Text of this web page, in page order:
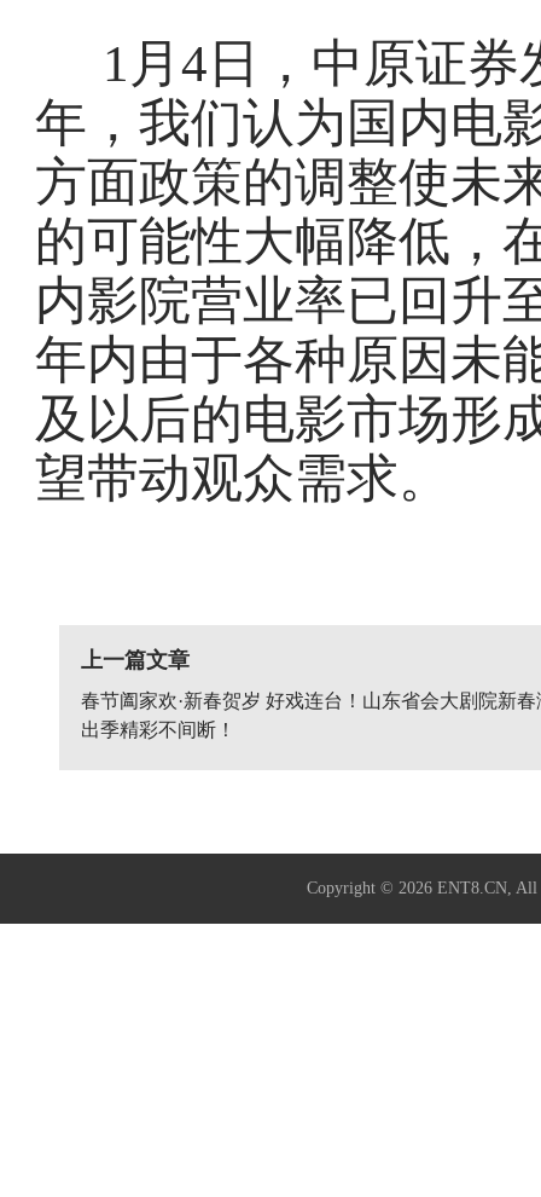
1月4日，中原证券
年，我们认为国内电
方面政策的调整使未
的可能性大幅降低，
内影院营业率已回升
年内由于各种原因未
及以后的电影市场形
望带动观众需求。
上一篇文章
春节阖家欢·新春贺岁 好戏连台！山东省会大剧院新春
出季精彩不间断！
Copyright © 2026 ENT8.CN, All